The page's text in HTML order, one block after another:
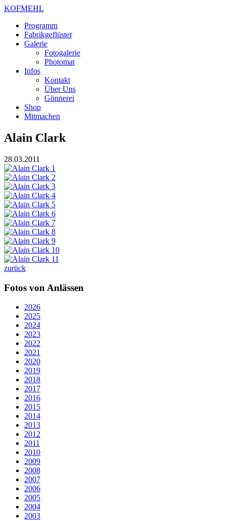
KOFMEHL
Programm
Fabrikgeflüster
Galerie
Fotogalerie
Photomat
Infos
Kontakt
Über Uns
Gönnerei
Shop
Mitmachen
Alain Clark
28.03.2011
zurück
Fotos von Anlässen
2026
2025
2024
2023
2022
2021
2020
2019
2018
2017
2016
2015
2014
2013
2012
2011
2010
2009
2008
2007
2006
2005
2004
2003